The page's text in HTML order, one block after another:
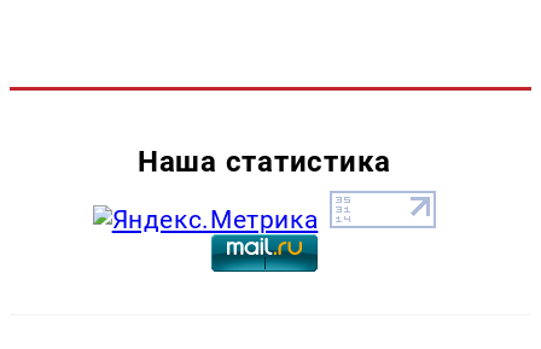
Наша статистика